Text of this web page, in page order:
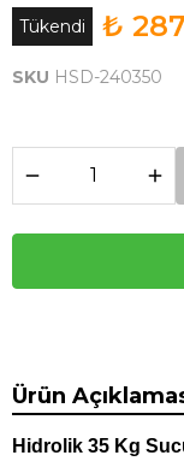
Tükendi ₺
SKU HSD-240350
Ürün
Hidrolik 35 Kg